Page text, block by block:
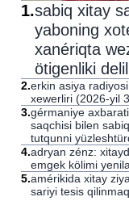
1.sabiq xitay
yaboning
xanériqta
ötigenliki
2.erkin asiya
xewerliri (2026-yil
3.gérmaniye
saqchisi bilen
tutqunni
4.adryan zénz:
emgek kölimi
5.amérikida xitay
sariyi tesis